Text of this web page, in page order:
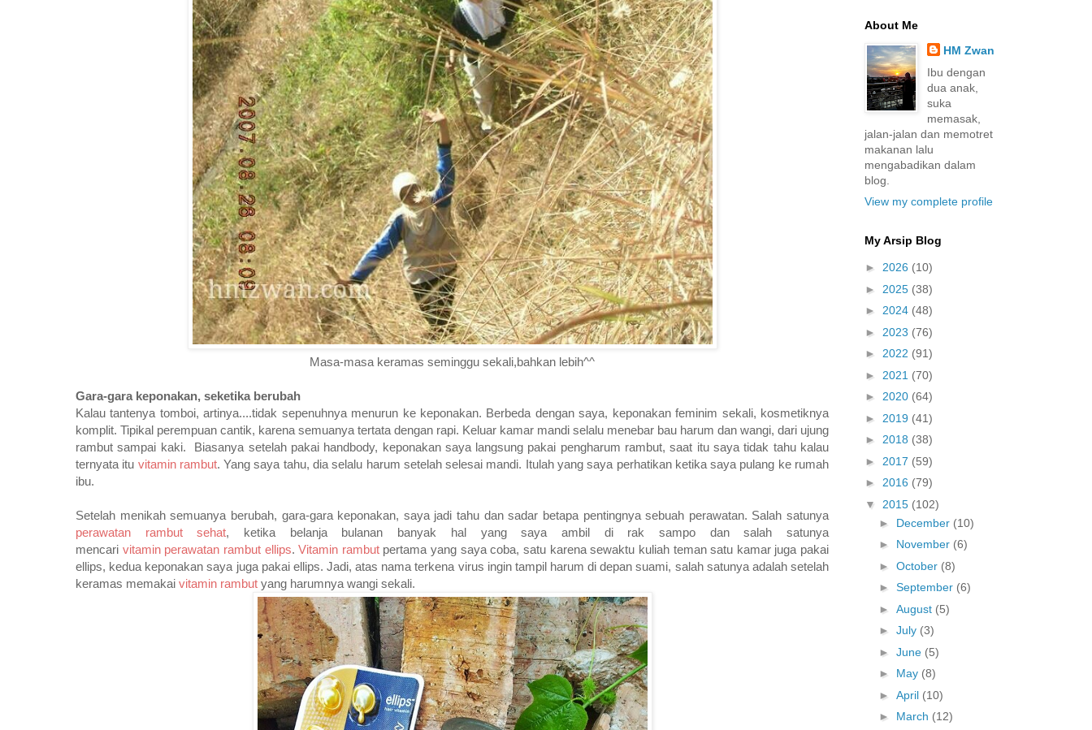
Masa-masa keramas seminggu sekali,bahkan lebih^^
Gara-gara keponakan, seketika berubah
Kalau tantenya tomboi, artinya....tidak sepenuhnya menurun ke keponakan. Berbeda dengan saya, keponakan feminim sekali, kosmetiknya
komplit. Tipikal perempuan cantik, karena semuanya tertata dengan rapi. Keluar kamar mandi selalu menebar bau harum dan wangi, dari ujung
rambut sampai kaki. Biasanya setelah pakai handbody, keponakan saya langsung pakai pengharum rambut, saat itu saya tidak tahu kalau
ternyata itu vitamin rambut. Yang saya tahu, dia selalu harum setelah selesai mandi. Itulah yang saya perhatikan ketika saya pulang ke rumah
ibu.
Setelah menikah semuanya berubah, gara-gara keponakan, saya jadi tahu dan sadar betapa pentingnya sebuah perawatan. Salah satunya
perawatan rambutsehat, ketika belanja bulanan banyak hal yang saya ambil di rak sampo dan salah satunya
mencari vitamin perawatan rambut ellips.Vitamin rambutpertama yang saya coba, satu karena sewaktu kuliah teman satu kamar juga pakai
ellips, kedua keponakan saya juga pakai ellips. Jadi, atas nama terkena virus ingin tampil harum di depan suami, salah satunya adalah setelah
keramas memakai vitamin rambut yang harumnya wangi sekali.
About Me
HM Zwan
Ibu dengan
dua anak,
suka
memasak,
jalan-jalan dan memotret
makanan lalu
mengabadikan dalam
blog.
View my complete profile
My Arsip Blog
► 2026 (10)
► 2025 (38)
► 2024 (48)
► 2023 (76)
► 2022 (91)
► 2021 (70)
► 2020 (64)
► 2019 (41)
► 2018 (38)
► 2017 (59)
► 2016 (79)
▼ 2015 (102)
► December (10)
► November (6)
► October (8)
► September (6)
► August (5)
► July (3)
► June (5)
► May (8)
► April (10)
► March (12)